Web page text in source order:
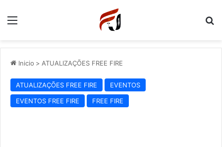
Menu
Inicio > ATUALIZAÇÕES FREE FIRE
ATUALIZAÇÕES FREE FIRE
EVENTOS
EVENTOS FREE FIRE
FREE FIRE